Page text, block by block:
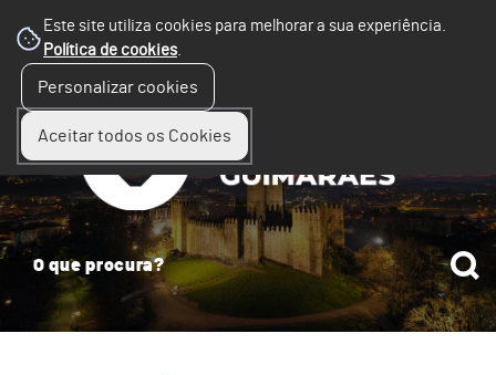
Este site utiliza cookies para melhorar a sua experiência.
Política de cookies.
Personalizar cookies
Aceitar todos os Cookies